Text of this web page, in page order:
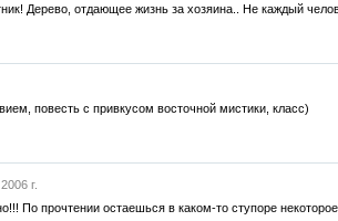
Дерево, отдающее жизнь за хозяина.. Не каждый
повесть с привкусом восточной мистики, класс)
г.
По прочтении остаешься в каком-то ступоре